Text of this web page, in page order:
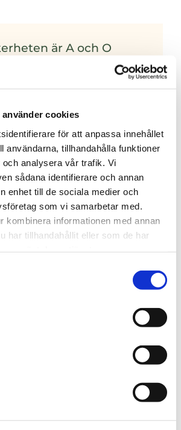
cookies
för att anpassa innehållet
användarna, tillhandahålla funktioner
analysera vår trafik. Vi
sådana identifierare och annan
enhet till de sociala medier och
som vi samarbetar med.
kombinera informationen med annan
har tillhandahållit eller som de har
är A och O
växer sig så stort att det hindrar
att nå marken, kan beskärning
järnvägar eller byggnader.
omgivningens säkerhet. Det är
denna beskärning utförs på ett
och professionellt sätt.
för trädbeskärning
Trädservice erbjuder vi en mängd
för trädbeskärning, anpassade
arborister besöker din plats,
en trygg och säker beskärning.